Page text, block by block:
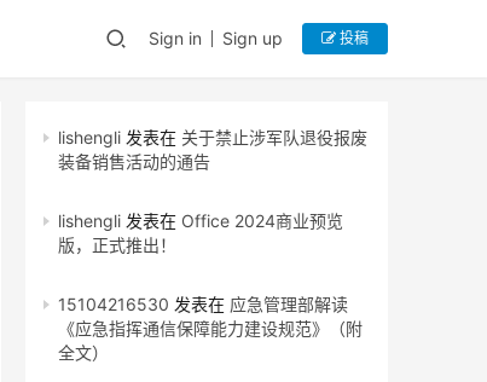
Sign in Sign up 投稿
lishengli 发表在 关于禁止涉军队退役报废
装备销售活动的通告
lishengli 发表在 Office 2024商业预览
版，正式推出！
15104216530 发表在 应急管理部解读
《应急指挥通信保障能力建设规范》（附
全文）